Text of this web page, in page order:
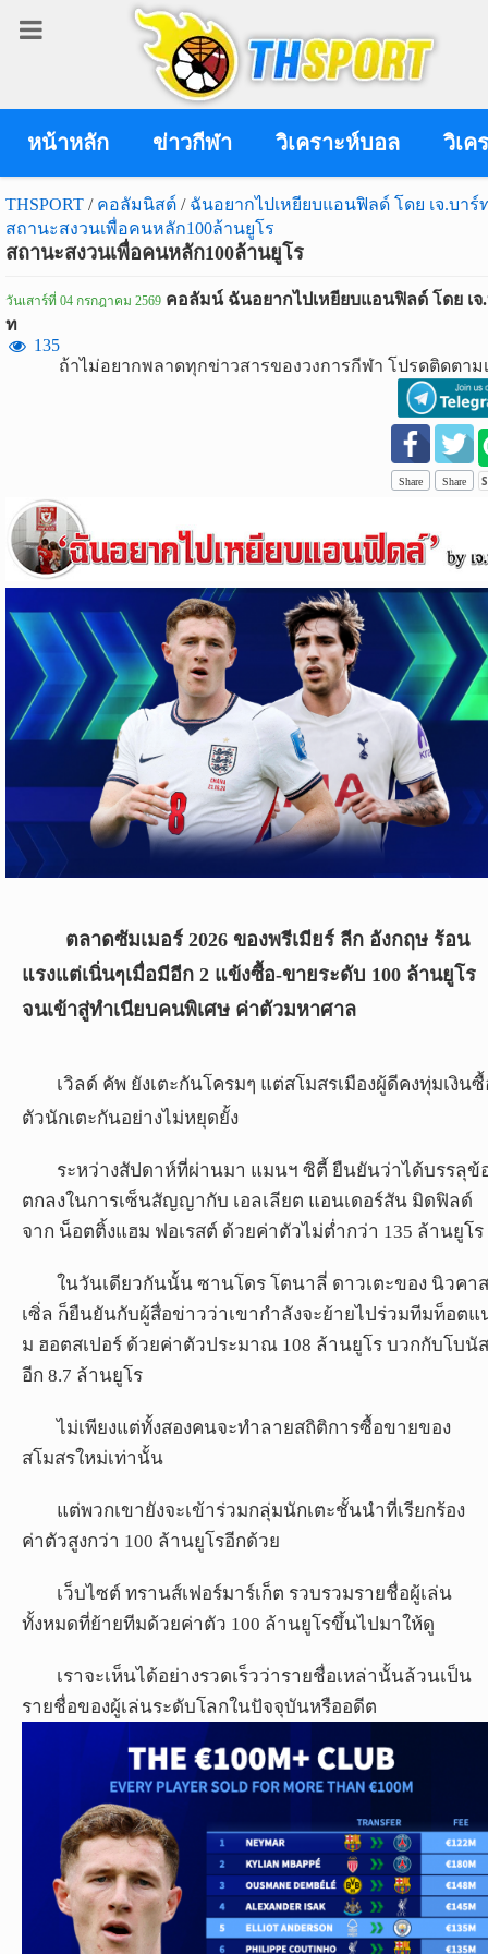
หน้าหลัก ข่าวกีฬา วิเคราะห์บอล วิเค
THSPORT / คอลัมนิสต์ / ฉันอยากไปเหยียบแอนฟิลด์ โดย เจ.บาร์
สถานะสงวนเพื่อคนหลัก100ล้านยูโร
สถานะสงวนเพื่อคนหลัก100ล้านยูโร
วันเสาร์ที่ 04 กรกฎาคม 2569 คอลัมน์ ฉันอยากไปเหยียบแอนฟิลด์ โดย เจ
ท
135
ถ้าไม่อยากพลาดทุกข่าวสารของวงการกีฬา โปรดติดตาม
Share Share
ตลาดซัมเมอร์ 2026 ของพรีเมียร์ ลีก อังกฤษ ร้อน
แรงแต่เนิ่นๆเมื่อมีอีก 2 แข้งซื้อ-ขายระดับ 100 ล้านยูโร
จนเข้าสู่ทำเนียบคนพิเศษ ค่าตัวมหาศาล
เวิลด์ คัพ ยังเตะกันโครมๆ แต่สโมสรเมืองผู้ดีคงทุ่มเงิน
ตัวนักเตะกันอย่างไม่หยุดยั้ง
ระหว่างสัปดาห์ที่ผ่านมา แมนฯ ซิตี้ ยืนยันว่าได้บรรลุข้
ตกลงในการเซ็นสัญญากับ เอลเลียต แอนเดอร์สัน มิดฟิลด์
จาก น็อตติ้งแฮม ฟอเรสต์ ด้วยค่าตัวไม่ต่ำกว่า 135 ล้านยูโร
ในวันเดียวกันนั้น ซานโดร โตนาลี่ ดาวเตะของ นิวคาส
เซิ่ล ก็ยืนยันกับผู้สื่อข่าวว่าเขากำลังจะย้ายไปร่วมทีมท็อตแ
ม ฮอตสเปอร์ ด้วยค่าตัวประมาณ 108 ล้านยูโร บวกกับโบนัส
อีก 8.7 ล้านยูโร
ไม่เพียงแต่ทั้งสองคนจะทำลายสถิติการซื้อขายของ
สโมสรใหม่เท่านั้น
แต่พวกเขายังจะเข้าร่วมกลุ่มนักเตะชั้นนำที่เรียกร้อง
ค่าตัวสูงกว่า 100 ล้านยูโรอีกด้วย
เว็บไซต์ ทรานส์เฟอร์มาร์เก็ต รวบรวมรายชื่อผู้เล่น
ทั้งหมดที่ย้ายทีมด้วยค่าตัว 100 ล้านยูโรขึ้นไปมาให้ดู
เราจะเห็นได้อย่างรวดเร็วว่ารายชื่อเหล่านั้นล้วนเป็น
รายชื่อของผู้เล่นระดับโลกในปัจจุบันหรืออดีต
เข้า
เข้าสู่ระบบ
เข้าสู่ระบบด้วย facebook
สมัคร
สมาชิก
ข่าว
บอล
ไทย
ข่าว
ฟุตบอล
ต่าง
ประเทศ
ข่าว
ข่าว
NFL
สต์
วิเคราะห์
วิเคราะห์
NBA
ทีเด็ด
บอล
แกล
ล
งาม
บอล
Copyright
2017
reserved.